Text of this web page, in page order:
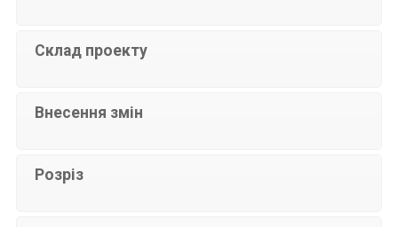
Склад проекту
Внесення змін
Розріз